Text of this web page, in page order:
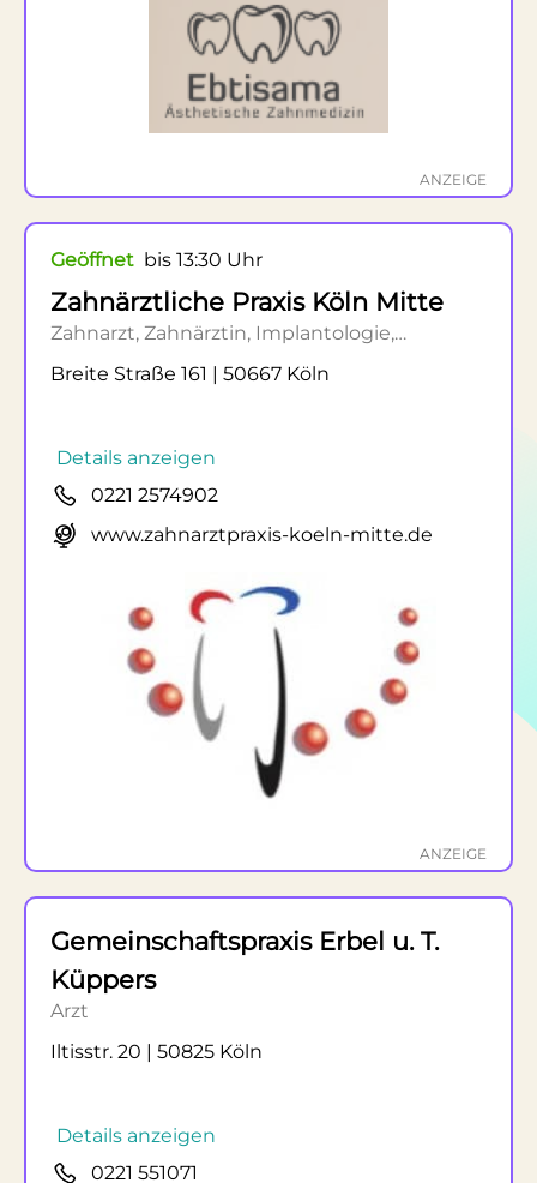
ANZEIGE
Geöffnet bis 13:30 Uhr
Zahnärztliche Praxis Köln Mitte
Zahnarzt, Zahnärztin, Implantologie,
Breite Straße 161 | 50667 Köln
Details anzeigen
0221 2574902
www.zahnarztpraxis-koeln-mitte.de
ANZEIGE
Gemeinschaftspraxis Erbel u. T.
Küppers
Arzt
Iltisstr. 20 | 50825 Köln
Details anzeigen
0221 551071